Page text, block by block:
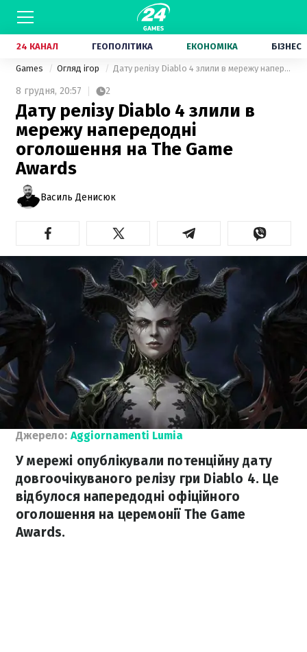
24 КАНАЛ ГЕОПОЛІТИКА ЕКОНОМІКА БІЗНЕС
Games Огляд ігор Дату релізу Diablo 4 злили в мережу напередодні оголошення на The Game Awards
8 грудня, 20:57 2
Дату релізу Diablo 4 злили в
мережу напередодні
оголошення на The Game
Awards
Василь Денисюк
Джерело: Aggiornamenti Lumia
У мережі опублікували потенційну дату
довгоочікуваного релізу гри Diablo 4. Це
відбулося напередодні офіційного
оголошення на церемонії The Game
Awards.